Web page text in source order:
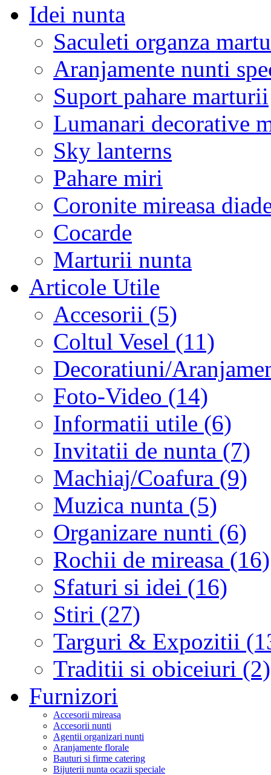
Idei nunta
Saculeti organza
Aranjamente nunti
Suport pahare marturii
Lumanari decorative
Sky lanterns
Pahare miri
Coronite mireasa
Cocarde
Marturii nunta
Articole Utile
Accesorii (5)
Coltul Vesel (11)
Decoratiuni/
Foto-Video (14)
Informatii utile (6)
Invitatii de nunta (7)
Machiaj/Coafura (9)
Muzica nunta (5)
Organizare nunti (6)
Rochii de mireasa (16)
Sfaturi si idei (16)
Stiri (27)
Targuri & Expozitii
Traditii si obiceiuri (2)
Furnizori
Accesorii mireasa
Accesorii nunti
Agentii organizari nunti
Aranjamente florale
Bauturi si firme catering
Bijuterii nunta ocazii speciale